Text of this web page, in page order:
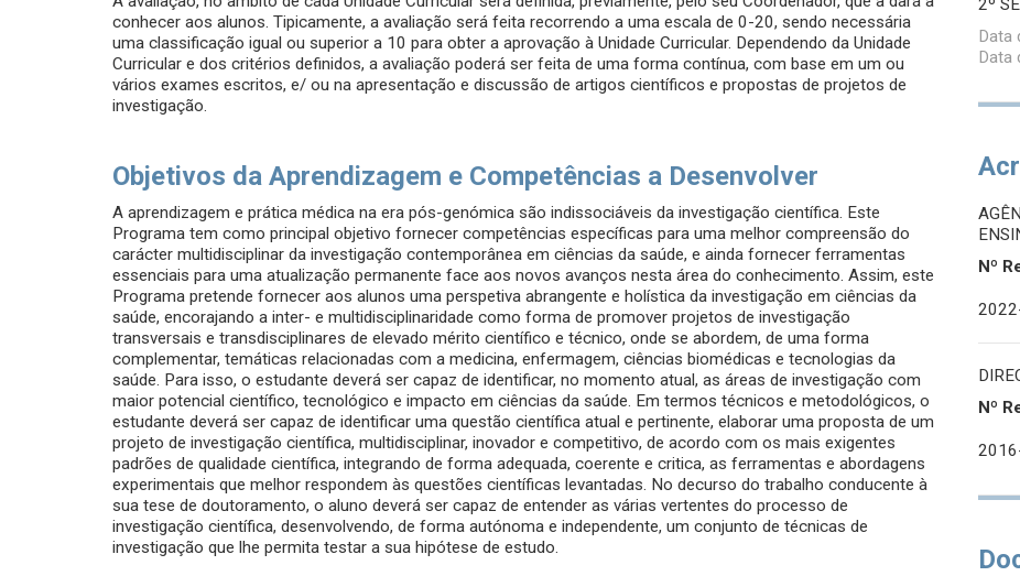
conhecer aos alunos. Tipicamente, a avaliação será feita recorrendo a uma escala de 0-20, sendo necessária
uma classificação igual ou superior a 10 para obter a aprovação à Unidade Curricular. Dependendo da Unidade
Curricular e dos critérios definidos, a avaliação poderá ser feita de uma forma contínua, com base em um ou
vários exames escritos, e/ ou na apresentação e discussão de artigos científicos e propostas de projetos de
investigação.
Objetivos da Aprendizagem e Competências a Desenvolver
A aprendizagem e prática médica na era pós-genómica são indissociáveis da investigação científica. Este
Programa tem como principal objetivo fornecer competências específicas para uma melhor compreensão do
carácter multidisciplinar da investigação contemporânea em ciências da saúde, e ainda fornecer ferramentas
essenciais para uma atualização permanente face aos novos avanços nesta área do conhecimento. Assim, este
Programa pretende fornecer aos alunos uma perspetiva abrangente e holística da investigação em ciências da
saúde, encorajando a inter- e multidisciplinaridade como forma de promover projetos de investigação
transversais e transdisciplinares de elevado mérito científico e técnico, onde se abordem, de uma forma
complementar, temáticas relacionadas com a medicina, enfermagem, ciências biomédicas e tecnologias da
saúde. Para isso, o estudante deverá ser capaz de identificar, no momento atual, as áreas de investigação com
maior potencial científico, tecnológico e impacto em ciências da saúde. Em termos técnicos e metodológicos, o
estudante deverá ser capaz de identificar uma questão científica atual e pertinente, elaborar uma proposta de um
projeto de investigação científica, multidisciplinar, inovador e competitivo, de acordo com os mais exigentes
padrões de qualidade científica, integrando de forma adequada, coerente e critica, as ferramentas e abordagens
experimentais que melhor respondem às questões científicas levantadas. No decurso do trabalho conducente à
sua tese de doutoramento, o aluno deverá ser capaz de entender as várias vertentes do processo de
investigação científica, desenvolvendo, de forma autónoma e independente, um conjunto de técnicas de
investigação que lhe permita testar a sua hipótese de estudo.
2º
Data
Data
Nº
Nº